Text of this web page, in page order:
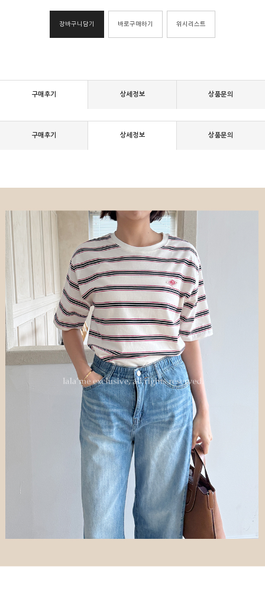
장바구니담기 바로구매하기 위시리스트
구매후기 상세정보 상품문의
구매후기 상세정보 상품문의